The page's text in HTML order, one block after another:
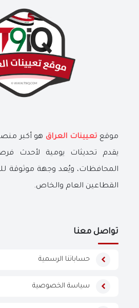
موقع تعيينات العراق هو أكبر
يقدم تحديثات يومية لأحدث
المحافظات، ويُعد وجهة موثوقة
القطاعين العام والخاص.
تواصل معنا
حساباتنا الرسمية
سياسة الخصوصية